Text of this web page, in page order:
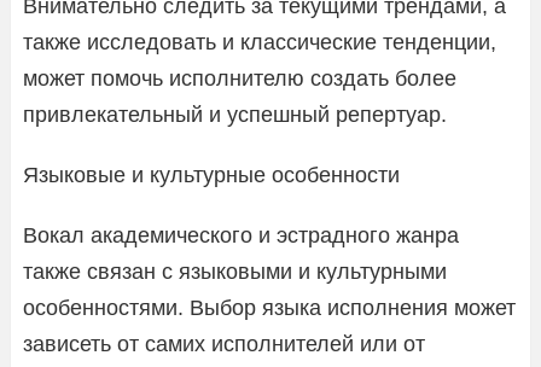
Внимательно следить за текущими трендами, а
также исследовать и классические тенденции,
может помочь исполнителю создать более
привлекательный и успешный репертуар.
Языковые и культурные особенности
Вокал академического и эстрадного жанра
также связан с языковыми и культурными
особенностями. Выбор языка исполнения может
зависеть от самих исполнителей или от